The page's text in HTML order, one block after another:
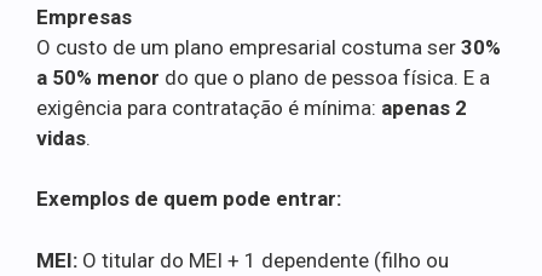
Empresas
O custo de um plano empresarial costuma ser 30%
a 50% menor do que o plano de pessoa física. E a
exigência para contratação é mínima: apenas 2
vidas.
Exemplos de quem pode entrar:
MEI: O titular do MEI + 1 dependente (filho ou